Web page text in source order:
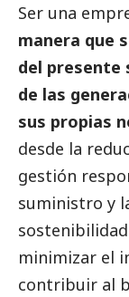
Ser una
manera que
del presente
de las
sus propias
desde la
gestión
suministro y
minimizar el
contribuir al